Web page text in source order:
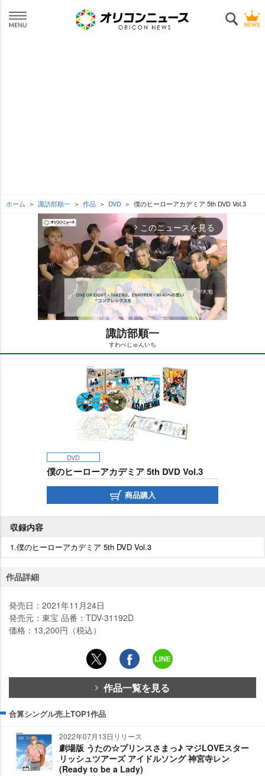
ホーム 諏訪部順一 作品 DVD 僕のヒーローアカデミア 5th DVD Vol.3
arrow_forward_ios このニュースを見る
M
t
e
諏訪部順一
すわべじゅんいち
DVD
僕のヒーローアカデミア 5th DVD Vol.3
商品購入
収録内容
1.僕のヒーローアカデミア 5th DVD Vol.3
作品詳細
発売日：2021年11月24日
発売元：東宝 品番：TDV-31192D
価格：13,200円（税込）
作品一覧を見る
合算シングル売上TOP1作品
2022年07月13日リリース
劇場版 うたの☆プリンスさまっ♪ マジLOVEスター
リッシュツアーズ アイドルソング 神宮寺レン
(Ready to be a Lady)